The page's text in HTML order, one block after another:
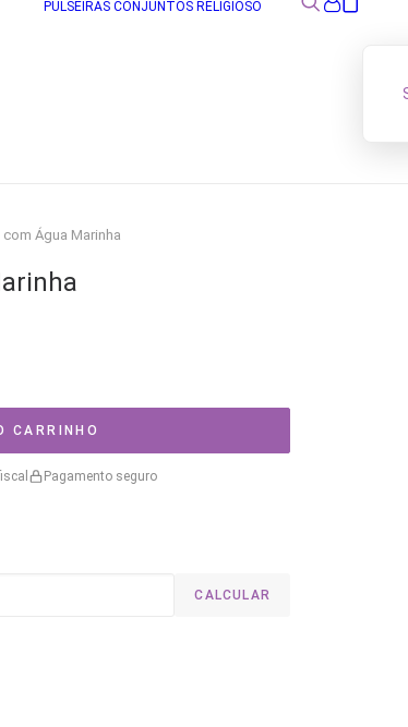
PULSEIRAS CONJUNTOS RELIGIOSO
Água Marinha
CARRINHO
Pagamento seguro
CALCULAR